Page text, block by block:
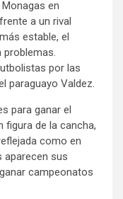
en
a un rival
estable, el
problemas.
por las
paraguayo Valdez.
para ganar el
figura de la cancha,
como en
aparecen sus
campeonatos